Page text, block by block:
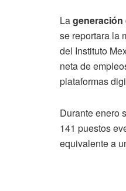
Lageneración
se reportara la
del Instituto
neta de
plataformas
Durante enero
141 puestos
equivalente a